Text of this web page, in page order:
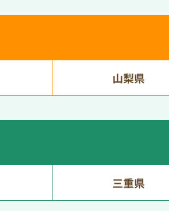
山梨県
三重県